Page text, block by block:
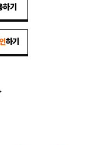
하기
하기